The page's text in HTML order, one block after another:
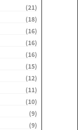
(21)
(18)
(16)
(16)
(16)
(15)
(12)
(11)
(10)
(9)
(9)